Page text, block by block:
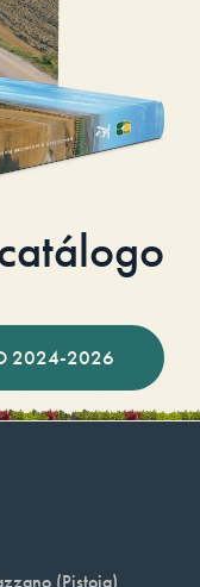
2024-2026
(Pistoia)